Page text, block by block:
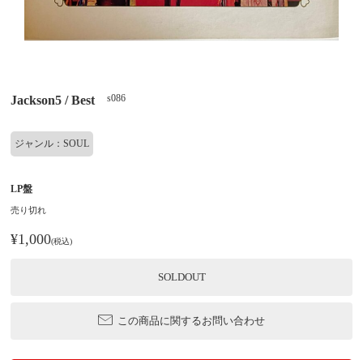
Jackson5 / Best s086
ジャンル：SOUL
LP盤
売り切れ
¥1,000(税込)
SOLDOUT
この商品に関するお問い合わせ